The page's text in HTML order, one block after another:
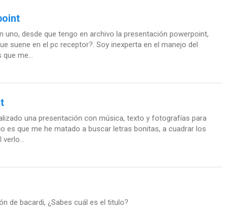
uno, desde que tengo en archivo la presentación powerpoint,
suene en el pc receptor?. Soy inexperta en el manejo del
me...
una presentación con música, texto y fotografías para
es que me he matado a buscar letras bonitas, a cuadrar los
de bacardi, ¿Sabes cuál es el titulo?